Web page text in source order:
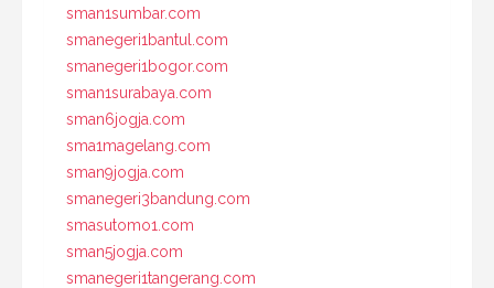
sman1sumbar.com
smanegeri1bantul.com
smanegeri1bogor.com
sman1surabaya.com
sman6jogja.com
sma1magelang.com
sman9jogja.com
smanegeri3bandung.com
smasutomo1.com
sman5jogja.com
smanegeri1tangerang.com